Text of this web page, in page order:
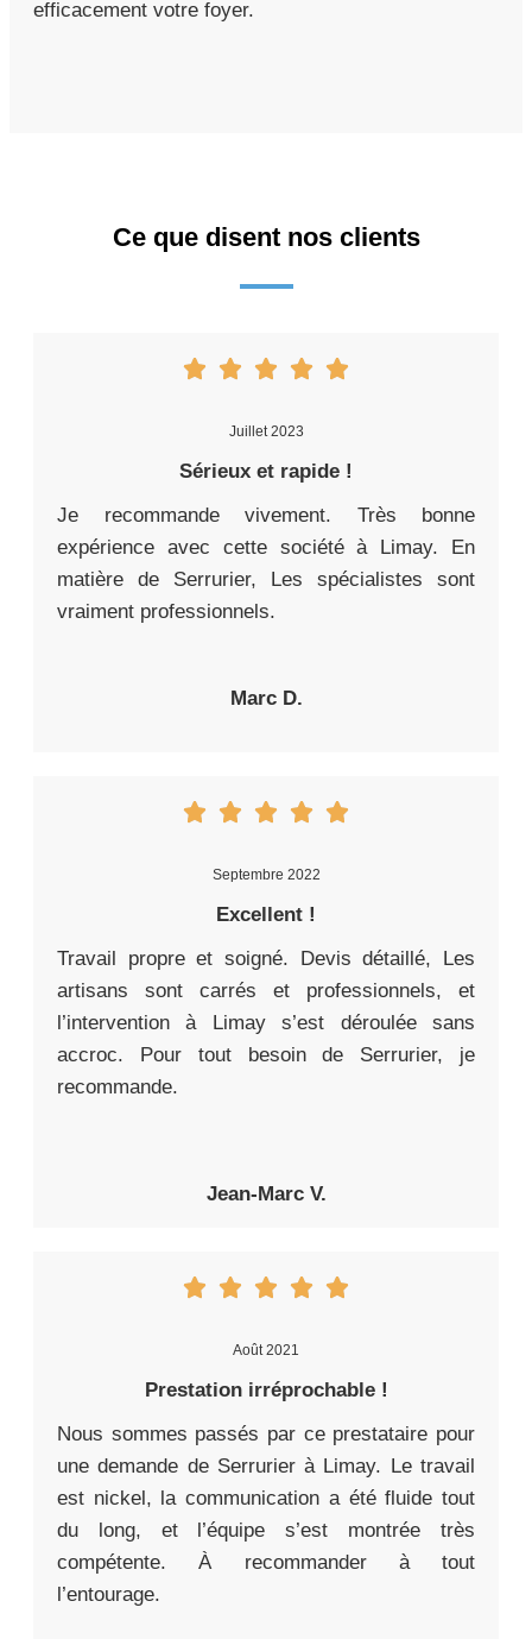
efficacement votre foyer.
Ce que disent nos clients
Juillet 2023
Sérieux et rapide !
Je recommande vivement. Très bonne
expérience avec cette société à Limay. En
matière de Serrurier, Les spécialistes sont
vraiment professionnels.
Marc D.
Septembre 2022
Excellent !
Travail propre et soigné. Devis détaillé, Les
artisans sont carrés et professionnels, et
l’intervention à Limay s’est déroulée sans
accroc. Pour tout besoin de Serrurier, je
recommande.
Jean-Marc V.
Août 2021
Prestation irréprochable !
Nous sommes passés par ce prestataire pour
une demande de Serrurier à Limay. Le travail
est nickel, la communication a été fluide tout
du long, et l’équipe s’est montrée très
compétente. À recommander à tout
l’entourage.